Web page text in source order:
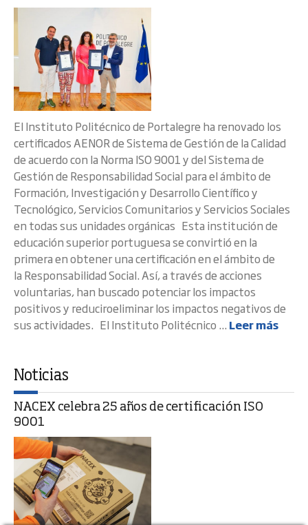
El Instituto Politécnico de Portalegre ha renovado los
certificados AENOR de Sistema de Gestión de la Calidad
de acuerdo con la Norma ISO 9001 y del Sistema de
Gestión de Responsabilidad Social para el ámbito de
Formación, Investigación y Desarrollo Científico y
Tecnológico, Servicios Comunitarios y Servicios Sociales
en todas sus unidades orgánicas Esta institución de
educación superior portuguesa se convirtió en la
primera en obtener una certificación en el ámbito de
la Responsabilidad Social. Así, a través de acciones
voluntarias, han buscado potenciar los impactos
positivos y reduciroeliminar los impactos negativos de
sus actividades. El Instituto Politécnico ... Leer más
Noticias
NACEX celebra 25 años de certificación ISO
9001